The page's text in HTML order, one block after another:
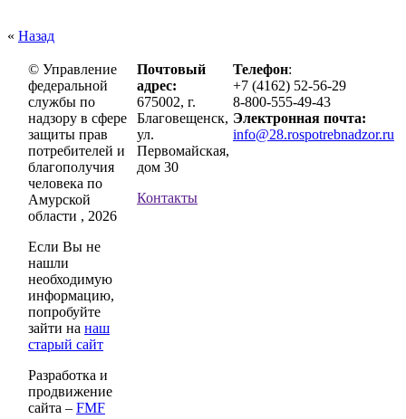
« Назад
© Управление
федеральной
службы по
надзору в сфере
защиты прав
потребителей и
благополучия
человека по
Амурской
области , 2026
Если Вы не
нашли
необходимую
информацию,
попробуйте
зайти на наш
старый сайт
Разработка и
продвижение
сайта – FMF
Почтовый
адрес:
675002, г.
Благовещенск,
ул.
Первомайская,
дом 30
Контакты
Телефон:
+7 (4162) 52-56-29
8-800-555-49-43
Электронная почта:
info@28.rospotrebnadzor.ru